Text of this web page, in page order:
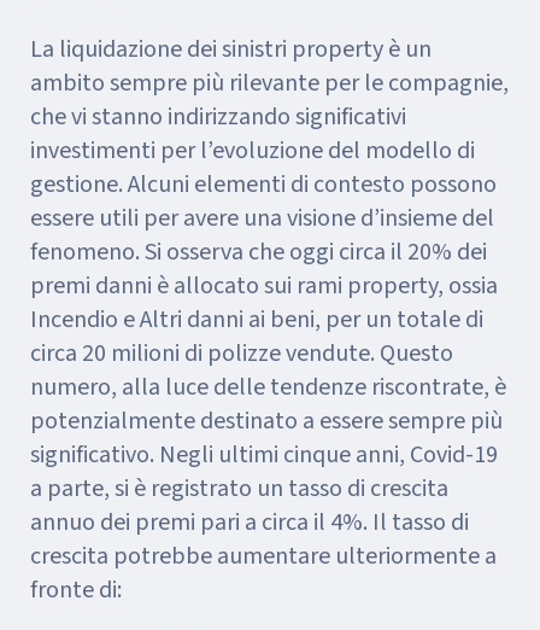
La liquidazione dei sinistri property è un
ambito sempre più rilevante per le compagnie,
che vi stanno indirizzando significativi
investimenti per l’evoluzione del modello di
gestione. Alcuni elementi di contesto possono
essere utili per avere una visione d’insieme del
fenomeno. Si osserva che oggi circa il 20% dei
premi danni è allocato sui rami property, ossia
Incendio e Altri danni ai beni, per un totale di
circa 20 milioni di polizze vendute. Questo
numero, alla luce delle tendenze riscontrate, è
potenzialmente destinato a essere sempre più
significativo. Negli ultimi cinque anni, Covid-19
a parte, si è registrato un tasso di crescita
annuo dei premi pari a circa il 4%. Il tasso di
crescita potrebbe aumentare ulteriormente a
fronte di: